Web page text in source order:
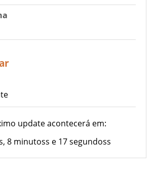
update acontecerá em:
8 minutoss e 17 segundoss